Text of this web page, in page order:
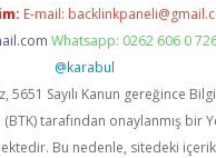
E-mail:
Whatsapp: 0262 606 0
@karabul
5651 Sayılı Kanun gereğince
tarafından onaylanmış bir
Bu nedenle, sitedeki